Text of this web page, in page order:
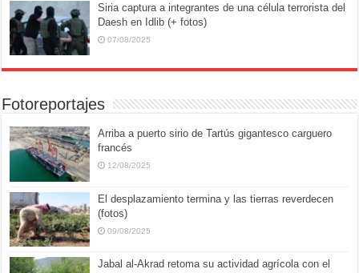
Siria captura a integrantes de una célula terrorista del
Daesh en Idlib (+ fotos)
07/08/2025
Fotoreportajes
Arriba a puerto sirio de Tartús gigantesco carguero
francés
12/08/2025
El desplazamiento termina y las tierras reverdecen
(fotos)
09/08/2025
Jabal al-Akrad retoma su actividad agrícola con el